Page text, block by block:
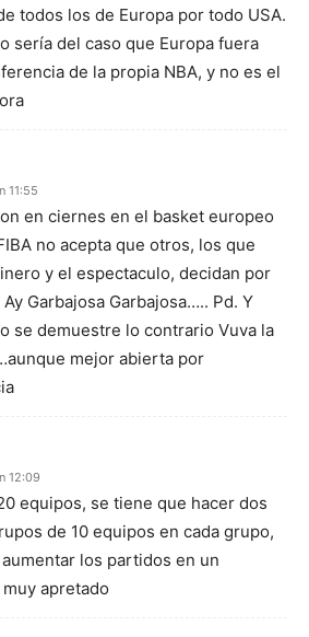
todos los de Europa por todo USA.
sería del caso que Europa fuera
de la propia NBA, y no es el
11:55
en ciernes en el basket europeo
no acepta que otros, los que
y el espectaculo, decidan por
Garbajosa Garbajosa….. Pd. Y
se demuestre lo contrario Vuva la
mejor abierta por
12:09
equipos, se tiene que hacer dos
de 10 equipos en cada grupo,
los partidos en un
apretado